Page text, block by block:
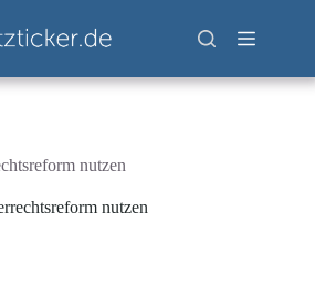
nutzen
nutzen